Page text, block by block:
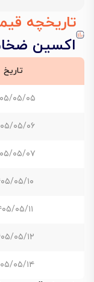
تاریخچه
اکسین ضخامت 8 میل
تاریخ
۱۴۰۵/
۱۴۰۵/۰۵/
۱۴۰۵/
۱۴۰۵/۰۵/
۱۴۰۵/۰۵/
۱۴۰۵/۰۵/
۱۴۰۵/۰۵/